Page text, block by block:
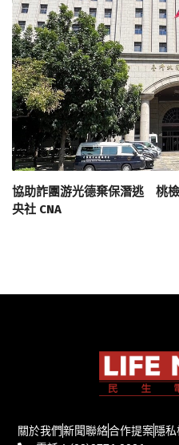
協助詐團游光德棄保潛逃 桃
央社 CNA
關於我們新聞聯絡合作提案隱